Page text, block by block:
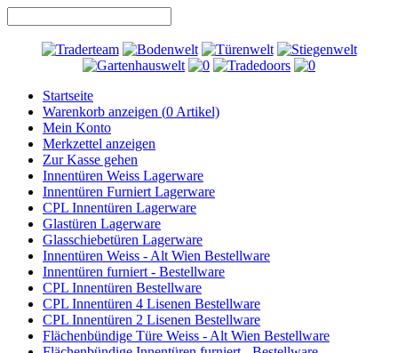
Startseite
Warenkorb anzeigen (0 Artikel)
Mein Konto
Merkzettel anzeigen
Zur Kasse gehen
Innentüren Weiss Lagerware
Innentüren Furniert Lagerware
CPL Innentüren Lagerware
Glastüren Lagerware
Glasschiebetüren Lagerware
Innentüren Weiss - Alt Wien Bestellware
Innentüren furniert - Bestellware
CPL Innentüren Bestellware
CPL Innentüren 4 Lisenen Bestellware
CPL Innentüren 2 Lisenen Bestellware
Flächenbündige Türe Weiss - Alt Wien Bestellware